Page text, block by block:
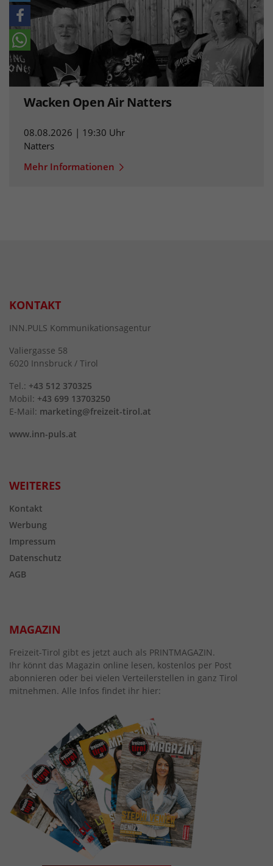
Wacken Open Air Natters
08.08.2026 | 19:30 Uhr
Natters
Mehr Informationen
KONTAKT
INN.PULS Kommunikationsagentur
Valiergasse 58
6020 Innsbruck / Tirol
Tel.: +43 512 370325
Mobil: +43 699 13703250
E-Mail: marketing@freizeit-tirol.at
www.inn-puls.at
WEITERES
Kontakt
Werbung
Impressum
Datenschutz
AGB
MAGAZIN
Freizeit-Tirol gibt es jetzt auch als PRINTMAGAZIN.
Ihr könnt das Magazin online lesen, kostenlos per Post
abonnieren oder bei vielen Verteilerstellen in ganz Tirol
mitnehmen. Alle Infos findet ihr hier: